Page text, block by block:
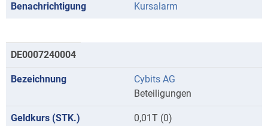
Kursalarm
DE0007240004
Cybits AG
Beteiligungen
0,01T (0)